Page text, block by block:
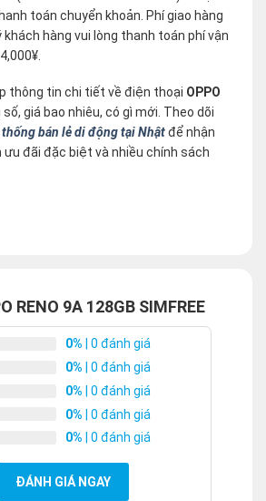
toán chuyển khoản. Phí giao hàng
khách hàng vui lòng thanh toán phí vận
thông tin chi tiết về điện thoại OPPO
giá bao nhiêu, có gì mới. Theo dõi
bán lẻ di động tại Nhậtđể nhận
đãi đặc biệt và nhiều chính sách
RENO 9A 128GB SIMFREE
0% | 0 đánh giá
0% | 0 đánh giá
0% | 0 đánh giá
0% | 0 đánh giá
0% | 0 đánh giá
ĐÁNH GIÁ NGAY